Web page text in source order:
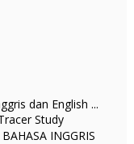
dan English ...
Study
INGGRIS